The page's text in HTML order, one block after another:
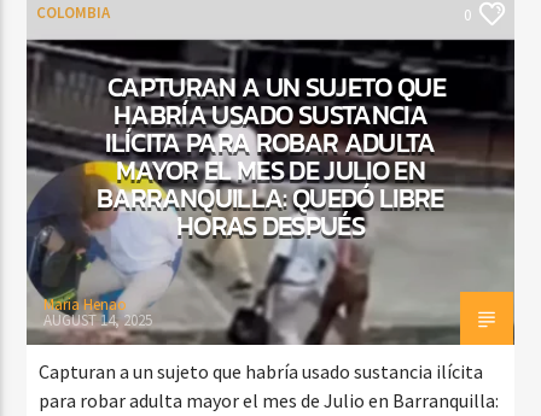
COLOMBIA 0
CAPTURAN A UN SUJETO QUE
HABRÍA USADO SUSTANCIA
ILÍCITA PARA ROBAR ADULTA
MAYOR EL MES DE JULIO EN
BARRANQUILLA: QUEDÓ LIBRE
HORAS DESPUÉS
Maria Henao
AUGUST 14, 2025
Capturan a un sujeto que habría usado sustancia ilícita
para robar adulta mayor el mes de Julio en Barranquilla: